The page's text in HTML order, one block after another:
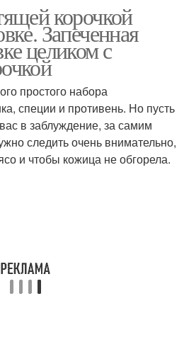
Курица на сковороде
Маринад к домашней
курице-гриль
корочкой
Запеченная
целиком с
простого набора
специи и противень. Но пусть
в заблуждение, за самим
следить очень внимательно,
и чтобы кожица не обгорела.